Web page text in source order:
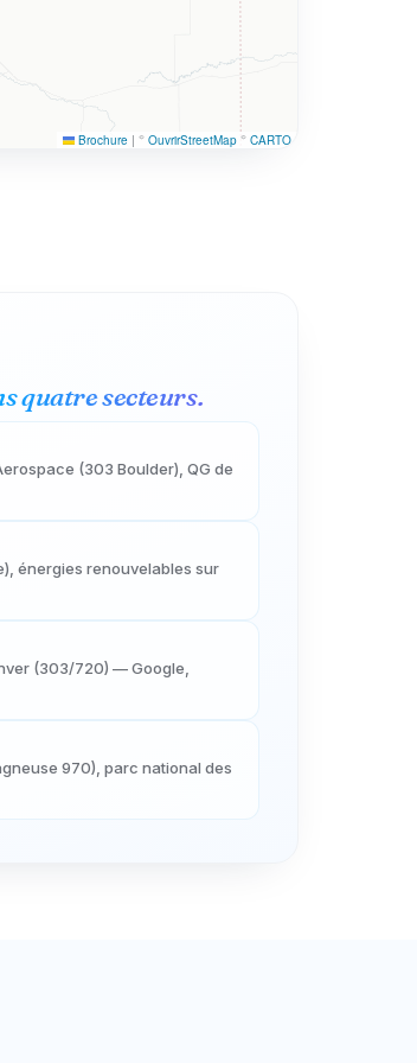
Brochure | © OuvrirStreetMap © CARTO
quatre secteurs.
(303 Boulder), QG de
énergies renouvelables sur
(303/720) — Google,
970), parc national des